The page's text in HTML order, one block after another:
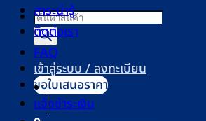
Products
search
เข้าสู่ระบบ / ลงทะเบียน
สาระน่ารู้
ติดต่อเรา
FAQ
ขอใบเสนอราคา
แจ้งชำระเงิน